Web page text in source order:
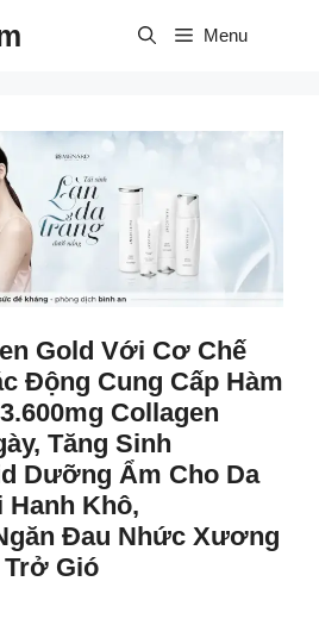
Menu
Gold Với Cơ Chế
Động Cung Cấp Hàm
Collagen
Tăng Sinh
Dưỡng Ẩm Cho Da
Hanh Khô,
Đau Nhức Xương
Gió